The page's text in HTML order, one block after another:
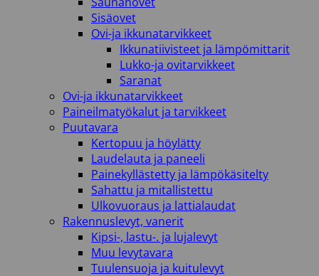
Sisäovet
Ovi-ja ikkunatarvikkeet
Ikkunatiivisteet ja lämpömittarit
Lukko-ja ovitarvikkeet
Saranat
Ovi-ja ikkunatarvikkeet
Paineilmatyökalut ja tarvikkeet
Puutavara
Kertopuu ja höylätty
Laudelauta ja paneeli
Painekyllästetty ja lämpökäsitelty
Sahattu ja mitallistettu
Ulkovuoraus ja lattialaudat
Rakennuslevyt, vanerit
Kipsi-, lastu-. ja lujalevyt
Muu levytavara
Tuulensuoja ja kuitulevyt